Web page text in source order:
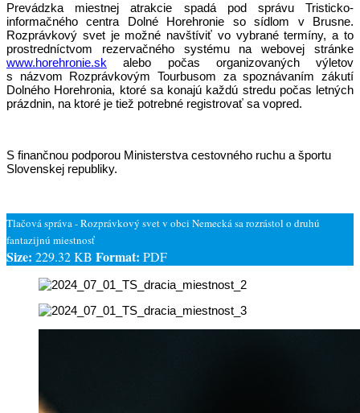
Prevádzka miestnej atrakcie spadá pod správu Tristicko-
informačného centra Dolné Horehronie so sídlom v Brusne.
Rozprávkový svet je možné navštíviť vo vybrané termíny, a to
prostredníctvom rezervačného systému na webovej stránke
www.horehronie.sk alebo počas organizovaných výletov
s názvom Rozprávkovým Tourbusom za spoznávaním zákutí
Dolného Horehronia, ktoré sa konajú každú stredu počas letných
prázdnin, na ktoré je tiež potrebné registrovať sa vopred.
S finančnou podporou Ministerstva cestovného ruchu a športu
Slovenskej republiky.
Tlačová správa - Rozprávkový svet v obci Nemecká sa rozrástol o druhú
fantazijnú miestnosť
Size: 229.32 KB Format: PDF